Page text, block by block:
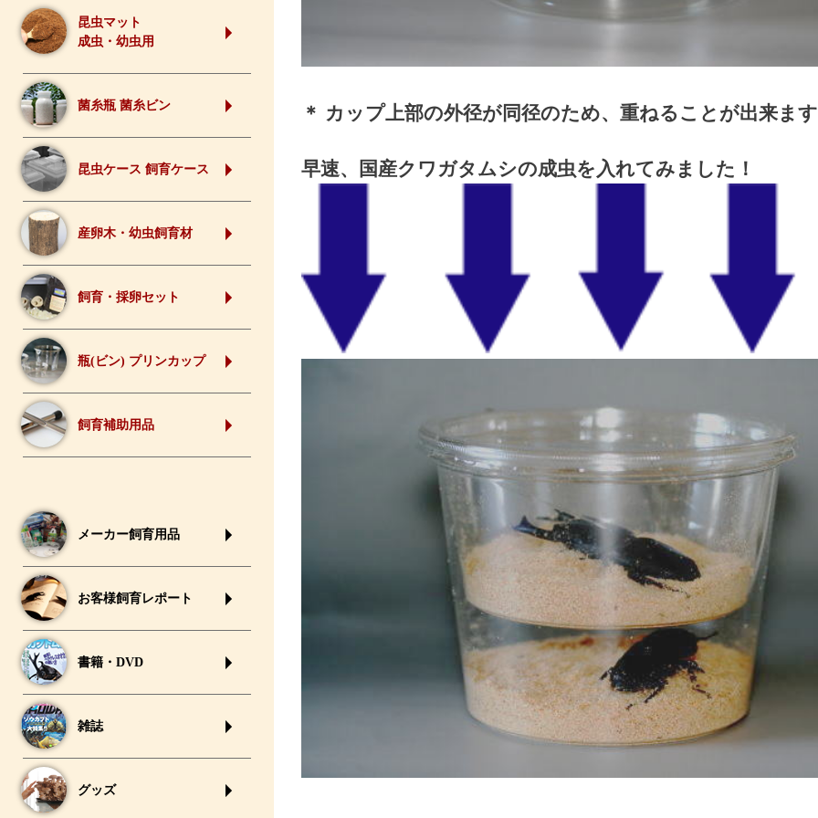
昆虫マット
成虫・幼虫用
菌糸瓶 菌糸ビン
昆虫ケース 飼育ケース
産卵木・幼虫飼育材
飼育・採卵セット
瓶(ビン) プリンカップ
飼育補助用品
メーカー飼育用品
お客様飼育レポート
書籍・DVD
雑誌
グッズ
＊ カップ上部の外径が同径のため、重ねることが出来ま
早速、国産クワガタムシの成虫を入れてみました！